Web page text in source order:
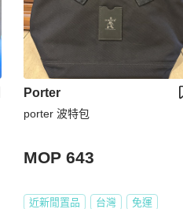
Porter
porter 波特包
MOP 643
近新閒置品 台灣 免運